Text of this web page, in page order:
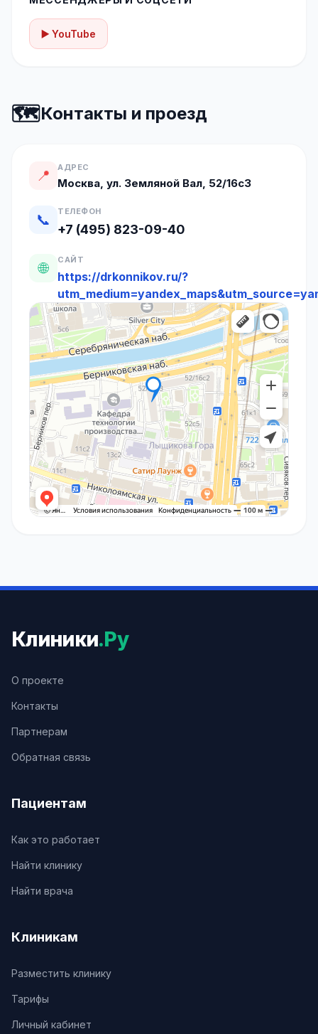
▶️ YouTube
🗺️Контакты и проезд
📍 АДРЕС
Москва, ул. Земляной Вал, 52/16с3
📞 ТЕЛЕФОН
+7 (495) 823-09-40
🌐 САЙТ
https://drkonnikov.ru/?
Клиники.Ру
О проекте
Контакты
Партнерам
Обратная связь
Пациентам
Как это работает
Найти клинику
Найти врача
Клиникам
Разместить клинику
Тарифы
Личный кабинет